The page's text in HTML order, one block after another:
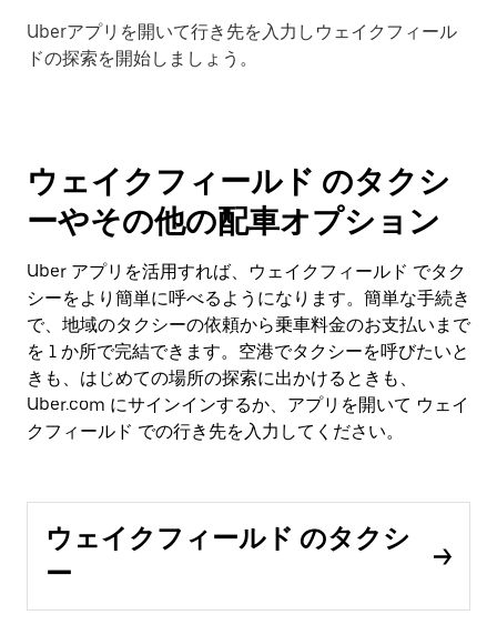
Uberアプリを開いて行き先を入力しウェイクフィール
ドの探索を開始しましょう。
ウェイクフィールド のタクシ
ーやその他の配車オプション
Uber アプリを活用すれば、ウェイクフィールド でタク
シーをより簡単に呼べるようになります。簡単な手続き
で、地域のタクシーの依頼から乗車料金のお支払いまで
を 1 か所で完結できます。空港でタクシーを呼びたいと
きも、はじめての場所の探索に出かけるときも、
Uber.com にサインインするか、アプリを開いて ウェイ
クフィールド での行き先を入力してください。
ウェイクフィールド のタクシ
ー